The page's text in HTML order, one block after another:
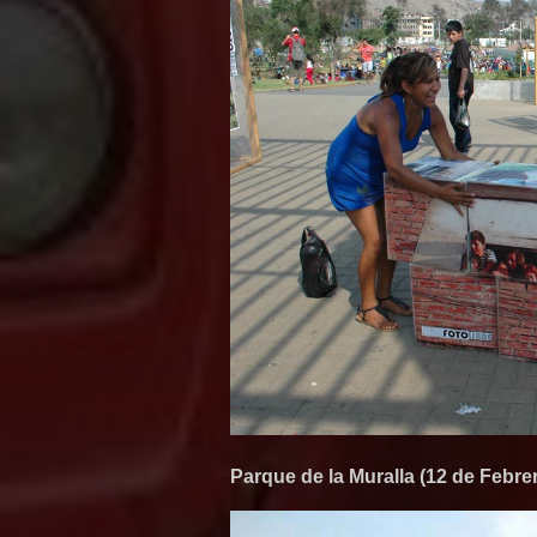
Parque de la Muralla (12 de